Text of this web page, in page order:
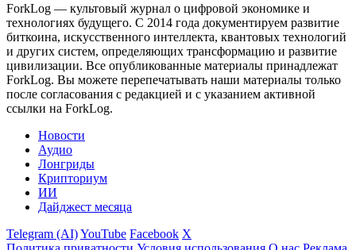
ForkLog — культовый журнал о цифровой экономике и
технологиях будущего. С 2014 года документируем развитие
биткоина, искусственного интеллекта, квантовых технологий
и других систем, определяющих трансформацию и развитие
цивилизации. Все опубликованные материалы принадлежат
ForkLog. Вы можете перепечатывать наши материалы только
после согласования с редакцией и с указанием активной
ссылки на ForkLog.
Новости
Аудио
Лонгриды
Крипториум
ИИ
Дайджест месяца
Telegram (AI)YouTube Facebook X